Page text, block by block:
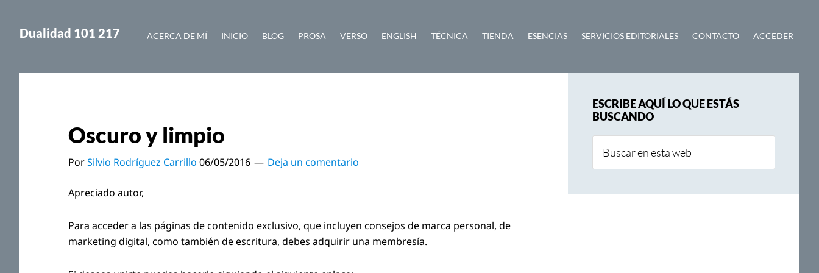
contenido
lateral
Dualidad 101 217 ACERCA DE MÍ INICIO BLOG PROSA VERSO ENGLISH TÉCNICA TIENDA ESENCIAS SERVICIOS EDITORIALES CONTACTO ACCEDER
Oscuro y limpio
PorSilvio Rodríguez Carrillo 06/05/2016 Deja un comentario
Apreciado autor,
Para acceder a las páginas de contenido exclusivo, que incluyen consejos de marca personal, de
marketing digital, como también de escritura, debes adquirir una membresía.
lateral
principal
ESCRIBE AQUÍ LO QUE ESTÁS
BUSCANDO